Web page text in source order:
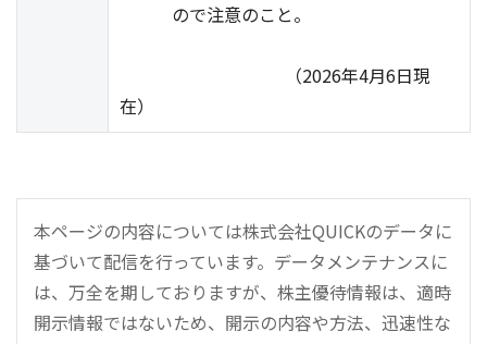
ので注意のこと。
（2026年4月6日現
在）
本ページの内容については株式会社QUICKのデータに
基づいて配信を行っています。データメンテナンスに
は、万全を期しておりますが、株主優待情報は、適時
開示情報ではないため、開示の内容や方法、迅速性な